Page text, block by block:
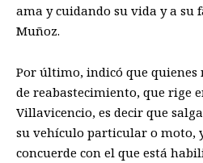
ama y cuidando su vida y a su
Muñoz.
Por último, indicó que quienes
de reabastecimiento, que rige
Villavicencio, es decir que
su vehículo particular o moto,
concuerde con el que está